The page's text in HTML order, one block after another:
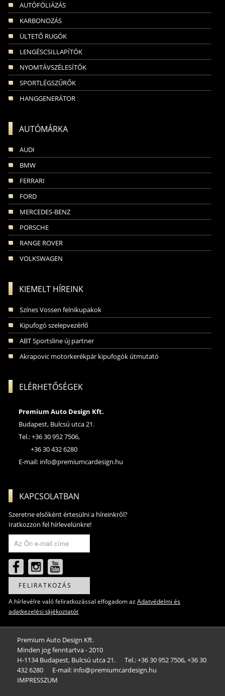
AUTÓFÓLIÁZÁS
KARBONOZÁS
ÜLTETŐ RUGÓK
LENGÉSCSILLAPÍTÓK
NYOMTÁVSZÉLESÍTŐK
SPORTLÉGSZŰRŐK
HANGGENERÁTOR
AUTÓMÁRKA
AUDI
BMW
FERRARI
FORD
MERCEDES-BENZ
PORSCHE
RANGE ROVER
VOLKSWAGEN
KIEMELT HÍREINK
Színes Vossen felnikupakok
Kipufogó szelepvezérlő
ABT Sportsline új partner
Akrapovic motorkerékpár kipufogók útmutató
ELÉRHETŐSÉGEK
Premium Auto Design Kft.
Budapest, Bulcsú utca 21.
Tel.: +36 30 952 7506,
+36 30 432 6280
E-mail: info@premiumcardesign.hu
KAPCSOLATBAN
Szeretne elsőként értesülni a híreinkről?
Iratkozzon fel hírlevelünkre!
FELIRATKOZÁS
A hírlevélre való feliratkozással elfogadom azAdatvédelmi és
adatkezelési tájékoztatót
Premium Auto Design Kft.
Minden jog fenntartva - 2010
H-1134 Budapest, Bulcsú utca 21.
Tel.: +36 30 952 7506, +36 30
432 6280
E-mail: info@premiumcardesign.hu​
IMPRESSZUM